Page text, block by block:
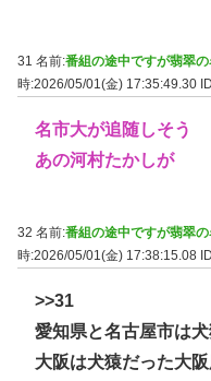
31 名前:番組の途中ですが翡翠
時:2026/05/01(金) 17:35:49.30
名市大が追随しそう
あの河村たかしが
32 名前:番組の途中ですが翡翠
時:2026/05/01(金) 17:38:15.08
>>31
愛知県と名古屋市は
大阪は犬猿だった大